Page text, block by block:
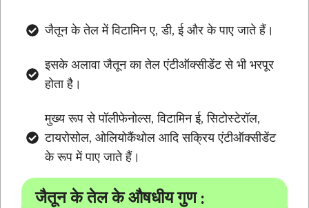
जैतून के तेल में विटामिन ए, डी, ई और के पाए जाते हैं।
इसके अलावा जैतून का तेल एंटीऑक्सीडेंट से भी भरपूर
होता है।
मुख्य रूप से पॉलीफेनोल्स, विटामिन ई, सिटोस्टेरॉल,
टायरोसोल, ओलियोकैंथोल आदि सक्रिय एंटीऑक्सीडेंट
के रूप में पाए जाते हैं।
जैतून के तेल के औषधीय गुण :